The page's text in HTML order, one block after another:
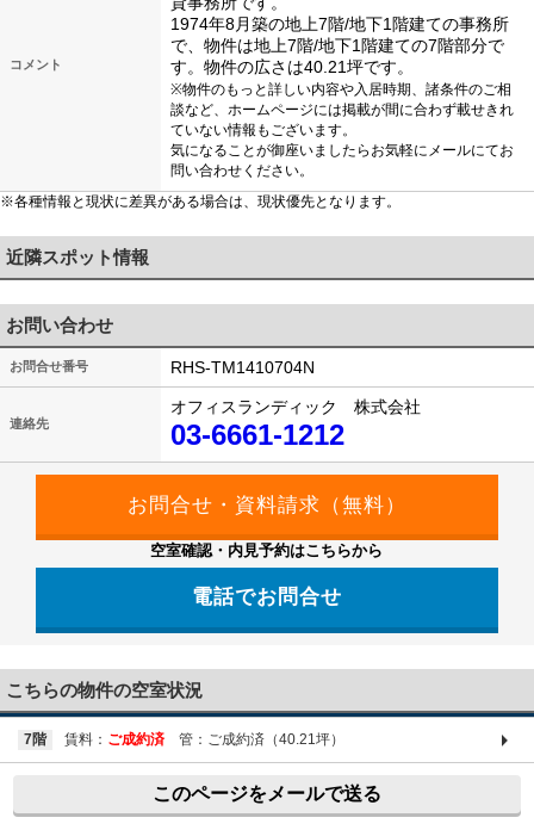
コメント
1974年8月築の地上7階/地下1階建ての事務所
で、物件は地上7階/地下1階建ての7階部分で
す。物件の広さは40.21坪です。
※物件のもっと詳しい内容や入居時期、諸条件のご相
談など、ホームページには掲載が間に合わず載せきれ
ていない情報もございます。
気になることが御座いましたらお気軽にメールにてお
問い合わせください。
※各種情報と現状に差異がある場合は、現状優先となります。
近隣スポット情報
お問い合わせ
お問合せ番号 RHS-TM1410704N
連絡先
オフィスランディック 株式会社
03-6661-1212
空室確認・内見予約はこちらから
電話でお問合せ
こちらの物件の空室状況
7階 賃料： ご成約済 管：ご成約済（40.21坪）
このページをメールで送る